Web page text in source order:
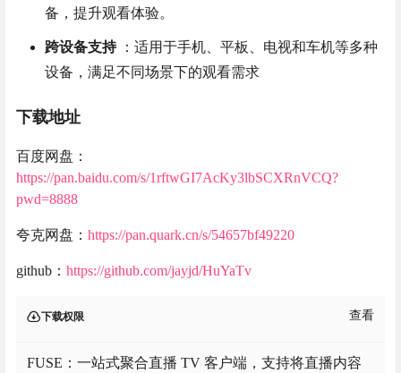
备，提升观看体验。
跨设备支持：适用于手机、平板、电视和车机等多种
设备，满足不同场景下的观看需求
下载地址
百度网盘：
https://pan.baidu.com/s/1rftwGI7AcKy3lbSCXRnVCQ?
pwd=8888
夸克网盘： https://pan.quark.cn/s/54657bf49220
github： https://github.com/jayjd/HuYaTv
下载权限 查看
FUSE：一站式聚合直播 TV 客户端，支持将直播内容